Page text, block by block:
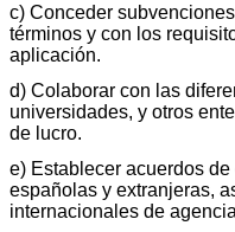
c) Conceder
términos y con los
aplicación.
d) Colaborar con las
universidades, y otros
de lucro.
e) Establecer acuerdos
españolas y extranjeras,
internacionales de